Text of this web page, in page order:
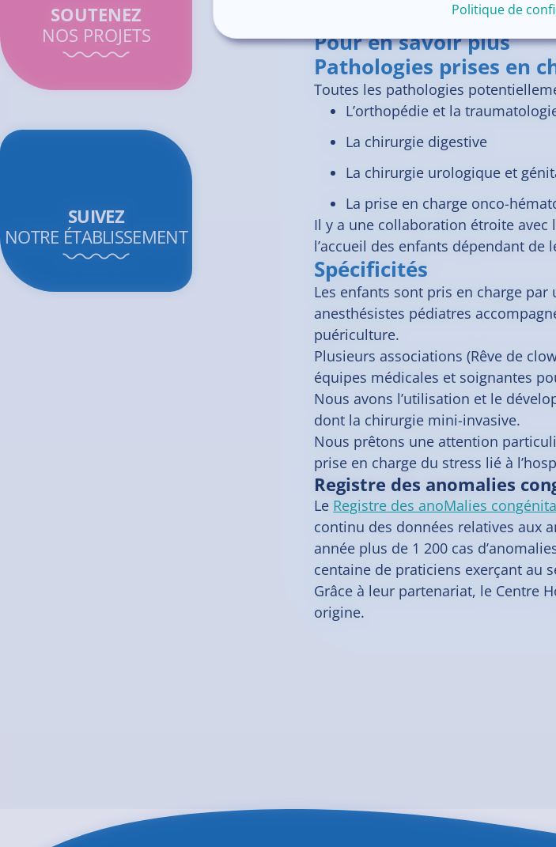
SOUTENEZ
NOS PROJETS
SUIVEZ
NOTRE ÉTABLISSEMENT
Pour en savoir plus
Pathologies prises en
Toutes les pathologies
L’orthopédie et la
La chirurgie digestive
La chirurgie urologique et
La prise en charge onco-
Il y a une collaboration étroite avec
l’accueil des enfants dépendant de
Spécificités
Les enfants sont pris en charge
anesthésistes pédiatres
puériculture.
Plusieurs associations (Rêve de
équipes médicales et soignantes
Nous avons l’utilisation et le
dont la chirurgie mini-invasive.
Nous prêtons une attention
prise en charge du stress lié à
Registre des anomalies
Le Registre des anoMalies
continu des données relatives aux
année plus de 1 200 cas
centaine de praticiens exerçant au
Grâce à leur partenariat, le Centre
origine.
Politique de